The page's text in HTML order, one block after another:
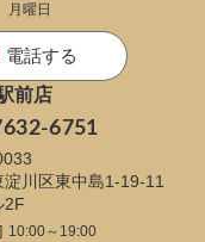
月曜日
電話する
前店
6751
淀川区東中島1-19-11
2F
10:00～19:00